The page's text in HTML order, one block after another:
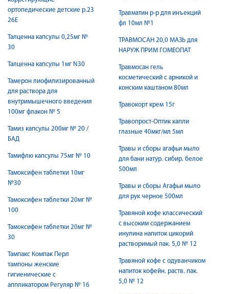
ортопедические детские р.23
26Е
Талценна капсулы 0,25мг №
30
Талценна капсулы 1мг N30
Тамерон лиофилизированный
для раствора для
внутримышечного введения
100мг флакон № 5
Тамиз капсулы 200мг № 20 /
БАД
Тамифлю капсулы 75мг № 10
Тамоксифен таблетки 10мг
№30
Тамоксифен таблетки 20мг №
100
Тамоксифен таблетки 20мг №
30
Тампакс Компак Перл
тампоны женские
гигиенические с
аппликатором Регуляр № 16
Травматин р-р для инъекций
фл 10мл №1
ТРАВМОСАН 20,0 МАЗЬ для
НАРУЖ ПРИМ ГОМЕОПАТ
Травмосан гель
косметический с арникой и
конским каштаном 80мл
Травокорт крем 15г
Травопрост-Оптик капли
глазные 40мкг/мл 5мл
Травы и сборы агафьи мыло
для бани натур. сибир. белое
500мл
Травы и сборы Агафьи мыло
для рук черное 500мл
Травяной кофе классический
с высоким содержанием
инулина напиток цикорий
растворимый пак. 5,0 № 12
Травяной кофе с одуванчиком
напиток кофейн. раств. пак.
5,0 № 12